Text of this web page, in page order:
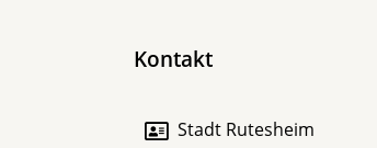
Kontakt
Stadt Rutesheim